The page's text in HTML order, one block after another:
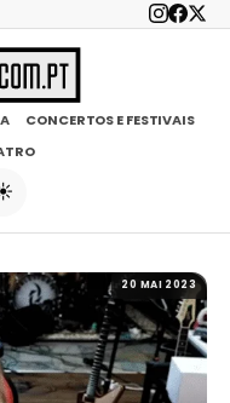
CONCERTOS E FESTIVAIS
20 MAI 2023